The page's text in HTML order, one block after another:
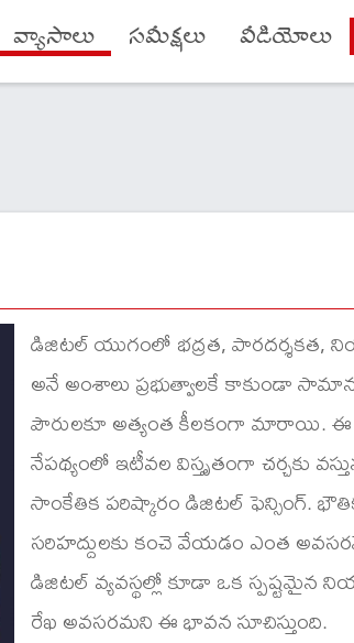
వ్యాసాలు సమీక్షలు వీడియోలు
డిజిటల్ యుగంలో భద్రత, పారదర్శకత,
అనే అంశాలు ప్రభుత్వాలకే కాకుండా
పౌరులకూ అత్యంత కీలకంగా మారాయి. ఈ
నేపథ్యంలో ఇటీవల విస్తృతంగా చర్చకు
సాంకేతిక పరిష్కారం డిజిటల్ ఫెన్సింగ్.
సరిహద్దులకు కంచె వేయడం ఎంత
డిజిటల్ వ్యవస్థల్లో కూడా ఒక స్పష్టమైన
రేఖ అవసరమని ఈ భావన సూచిస్తుంది.